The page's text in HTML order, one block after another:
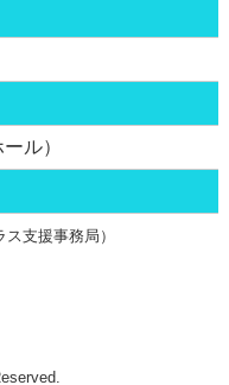
ル）
支援事務局）